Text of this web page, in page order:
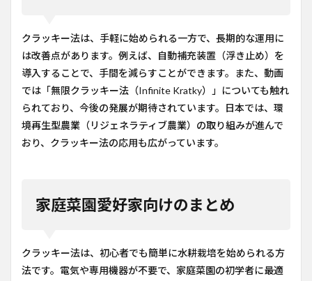
クラッキー法は、手軽に始められる一方で、長期的な運用に
は改善点があります。例えば、自動補充装置（浮き止め）を
導入することで、手間を減らすことができます。また、動画
では「無限クラッキー法（Infinite Kratky）」についても触れ
られており、今後の発展が期待されています。日本では、環
境再生型農業（リジェネラティブ農業）の取り組みが進んで
おり、クラッキー法の応用も広がっています。
家庭菜園愛好家向けのまとめ
クラッキー法は、初心者でも簡単に水耕栽培を始められる方
法です。電気や専用機器が不要で、家庭菜園の初学者に最適